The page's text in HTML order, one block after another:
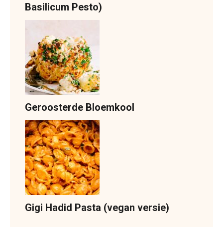
Basilicum Pesto)
Geroosterde Bloemkool
Gigi Hadid Pasta (vegan versie)